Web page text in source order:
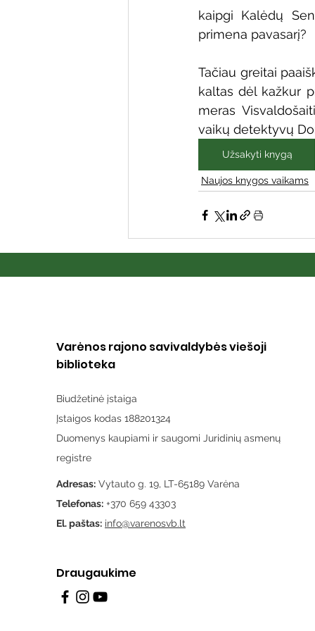
kaipgi Kalėdų
primena pavasarį?
Tačiau greitai
kaltas dėl kažkur
meras
vaikų detektyvų
Užsakyti knygą
Naujos knygos vaikams
Varėnos rajono savivaldybės viešoji
biblioteka
Biudžetinė įstaiga
Įstaigos kodas 188201324
Duomenys kaupiami ir saugomi Juridinių asmenų
registre
Adresas: Vytauto g. 19, LT-65189 Varėna
Telefonas: +370 659 43303
El. paštas: info@varenosvb.lt
Draugaukime